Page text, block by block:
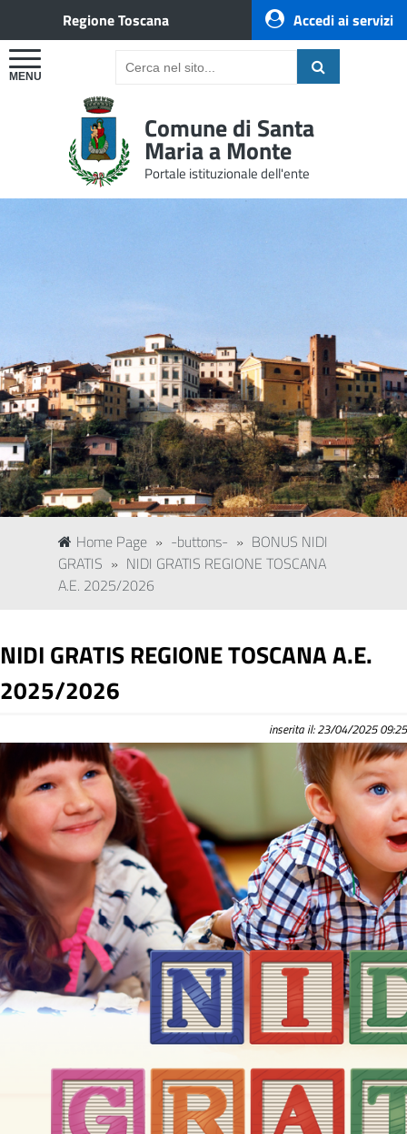
Accedi ai servizi
Regione Toscana
Comune di Santa
Maria a Monte
Portale istituzionale dell'ente
Home Page » -buttons- » BONUS NIDI
GRATIS » NIDI GRATIS REGIONE TOSCANA
A.E. 2025/2026
NIDI GRATIS REGIONE TOSCANA A.E.
2025/2026
inserita il: 23/04/2025 09:25